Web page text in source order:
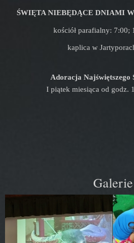
ŚWIĘTA NIEBĘDĄCE DNIAMI
kościół parafialny: 7:00;
kaplica w
Adoracja Najświętszego
I piątek miesiąca od godz.
Galerie